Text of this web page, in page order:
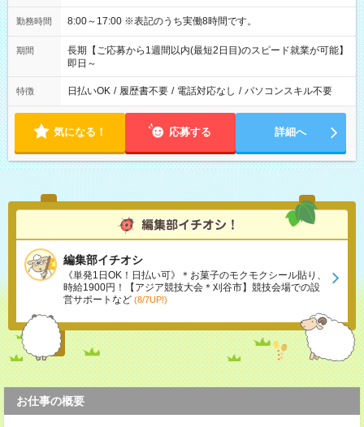
勤務時間 8:00～17:00 ※表記のうち実働8時間です。
期間
長期【ご応募から1週間以内(最短2日目)のスピード就業が可能】
即日～
特徴 日払いOK / 履歴書不要 / 電話対応なし / パソコンスキル不要
気になる！ 応募する 詳細へ
編集部イチオシ
《単発1日OK！日払い可》＊お菓子のモクモクシール貼り、
時給1900円！【アジア競技大会＊刈谷市】競技会場での設
営サポートなど (8/7UP!)
お仕事の概要